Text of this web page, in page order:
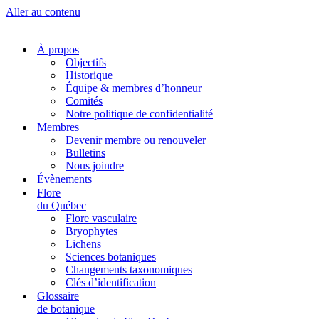
Aller au contenu
À propos
Objectifs
Historique
Équipe & membres d’honneur
Comités
Notre politique de confidentialité
Membres
Devenir membre ou renouveler
Bulletins
Nous joindre
Évènements
Flore
du Québec
Flore vasculaire
Bryophytes
Lichens
Sciences botaniques
Changements taxonomiques
Clés d’identification
Glossaire
de botanique